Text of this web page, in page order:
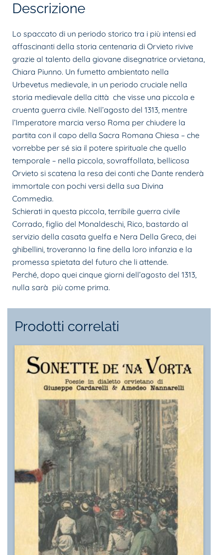
Descrizione
Lo spaccato di un periodo storico tra i più intensi ed
affascinanti della storia centenaria di Orvieto rivive
grazie al talento della giovane disegnatrice orvietana,
Chiara Piunno. Un fumetto ambientato nella
Urbevetus medievale, in un periodo cruciale nella
storia medievale della città che visse una piccola e
cruenta guerra civile. Nell’agosto del 1313, mentre
l’Imperatore marcia verso Roma per chiudere la
partita con il capo della Sacra Romana Chiesa – che
vorrebbe per sé sia il potere spirituale che quello
temporale – nella piccola, sovraffollata, bellicosa
Orvieto si scatena la resa dei conti che Dante renderà
immortale con pochi versi della sua Divina
Commedia.
Schierati in questa piccola, terribile guerra civile
Corrado, figlio del Monaldeschi, Rico, bastardo al
servizio della casata guelfa e Nera Della Greca, dei
ghibellini, troveranno la fine della loro infanzia e la
promessa spietata del futuro che li attende.
Perché, dopo quei cinque giorni dell’agosto del 1313,
nulla sarà più come prima.
Prodotti correlati